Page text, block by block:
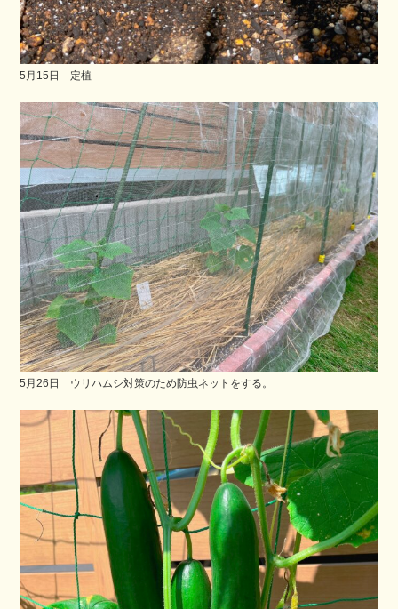
5月15日 定植
5月26日 ウリハムシ対策のため防虫ネットをする。